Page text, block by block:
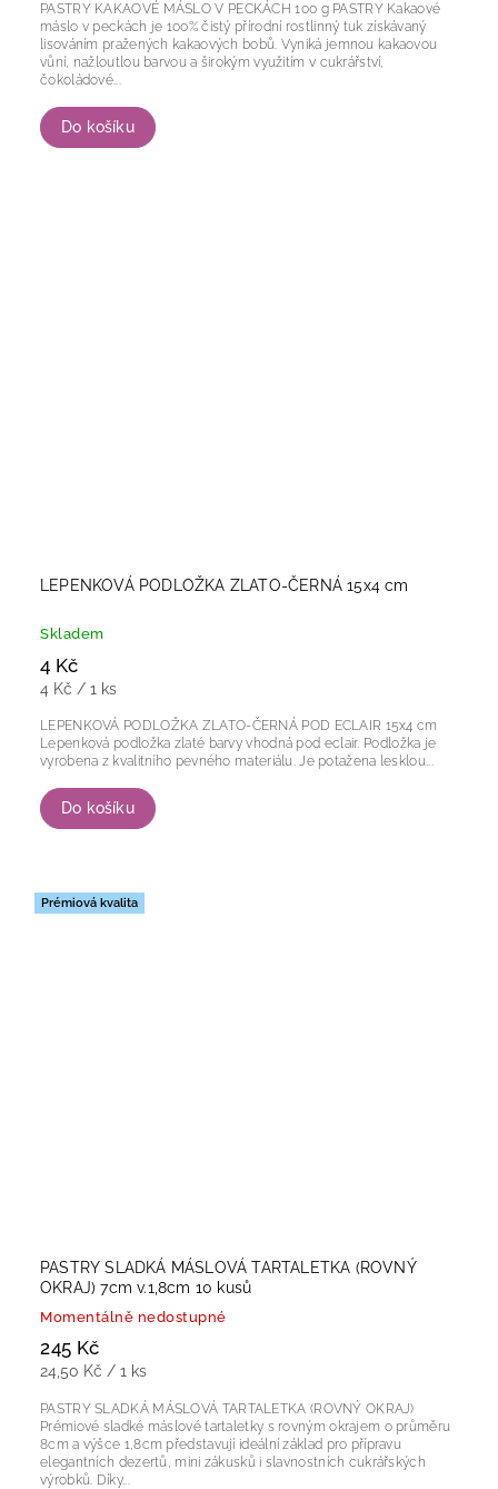
Do košíku
PASTRY KAKAOVÉ MÁSLO V PECKÁCH 100 g PASTRY Kakaové
máslo v peckách je 100% čistý přírodní rostlinný tuk získávaný
lisováním pražených kakaových bobů. Vyniká jemnou kakaovou
vůní, nažloutlou barvou a širokým využitím v cukrářství,
čokoládové...
LEPENKOVÁ PODLOŽKA ZLATO-ČERNÁ 15x4 cm
Skladem
4 Kč
4 Kč / 1 ks
Do košíku
LEPENKOVÁ PODLOŽKA ZLATO-ČERNÁ POD ECLAIR 15x4 cm
Lepenková podložka zlaté barvy vhodná pod eclair. Podložka je
vyrobena z kvalitního pevného materiálu. Je potažena lesklou...
Prémiová kvalita
PASTRY SLADKÁ MÁSLOVÁ TARTALETKA (ROVNÝ
OKRAJ) 7cm v.1,8cm 10 kusů
Momentálně nedostupné
245 Kč
24,50 Kč / 1 ks
PASTRY SLADKÁ MÁSLOVÁ TARTALETKA (ROVNÝ OKRAJ)
Prémiové sladké máslové tartaletky s rovným okrajem o průměru
8cm a výšce 1,8cm představují ideální základ pro přípravu
elegantních dezertů, mini zákusků i slavnostních cukrářských
výrobků. Díky...